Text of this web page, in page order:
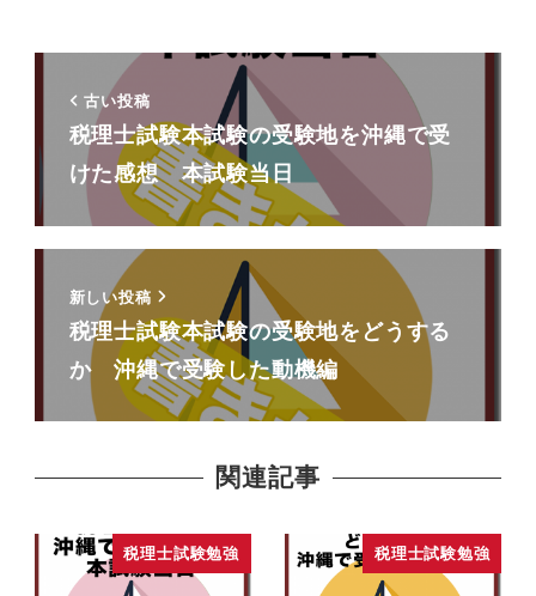
古い投稿
税理士試験本試験の受験地を沖縄で受
けた感想 本試験当日
新しい投稿
税理士試験本試験の受験地をどうする
か 沖縄で受験した動機編
関連記事
税理士試験勉強 税理士試験勉強